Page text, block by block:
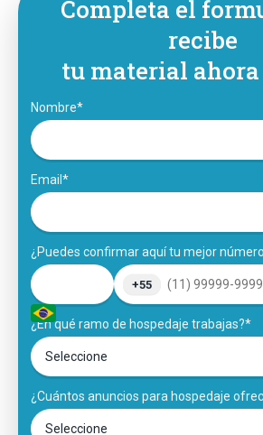
Completa el
recibe
tu material
Nombre*
Email*
¿Puedes confirmar aquí tu mejor
+55
¿En qué ramo de hospedaje trabajas?*
¿Cuántos anuncios para hospedaje